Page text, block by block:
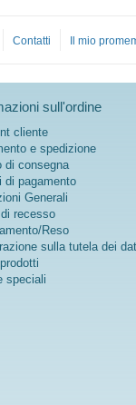
Contatti Il mio
sull'ordine
cliente
e spedizione
di consegna
di pagamento
Generali
recesso
Reso
sulla tutela dei
speciali